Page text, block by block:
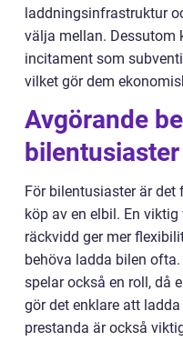
laddningsinfrastruktur
välja mellan. Dessutom
incitament som
vilket gör dem
Avgörande
bilentusiaster
För bilentusiaster är det
köp av en elbil. En
räckvidd ger mer
behöva ladda bilen
spelar också en roll, då
gör det enklare att
prestanda är också